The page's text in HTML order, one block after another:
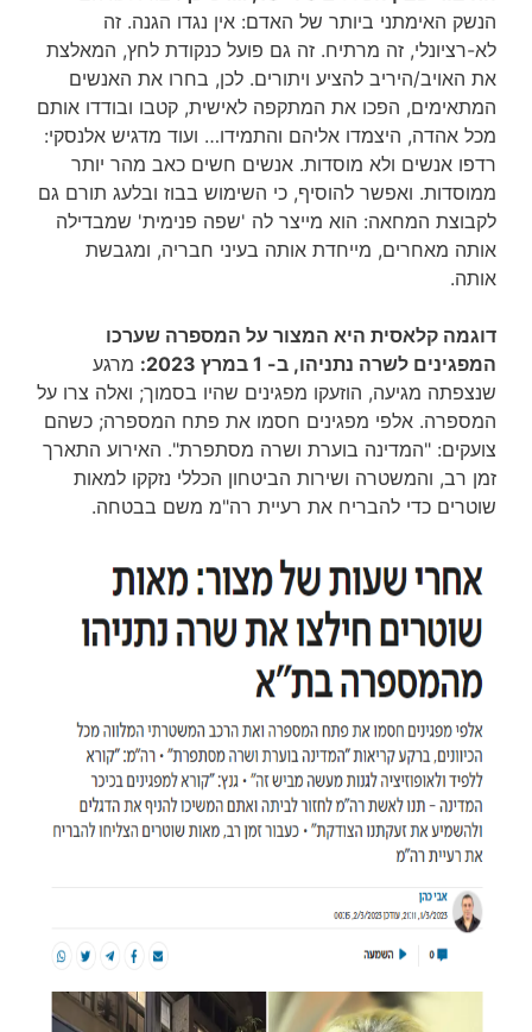
הנשק האימתני ביותר של האדם: אין נגדו הגנה. זה
לא-רציונלי, זה מרתיח. זה גם פועל כנקודת לחץ, המאלצת
את האויב/היריב להציע ויתורים. לכן, בחרו את האנשים
המתאימים, הפכו את המתקפה לאישית, קטבו ובודדו אותם
מכל אהדה, היצמדו אליהם והתמידו… ועוד מדגיש אלנסקי:
רדפו אנשים ולא מוסדות. אנשים חשים כאב מהר יותר
ממוסדות. ואפשר להוסיף, כי השימוש בבוז ובלעג תורם גם
לקבוצת המחאה: הוא מייצר לה 'שפה פנימית' שמבדילה
אותה מאחרים, מייחדת אותה בעיני חבריה, ומגבשת
אותה.
דוגמה קלאסית היא המצור על המספרה שערכו
המפגינים לשרה נתניהו, ב- 1 במרץ 2023 : מרגע
שנצפתה מגיעה, הוזעקו מפגינים שהיו בסמוך; ואלה צרו על
המספרה. אלפי מפגינים חסמו את פתח המספרה; כשהם
צועקים: "המדינה בוערת ושרה מסתפרת". האירוע התארך
זמן רב, והמשטרה ושירות הביטחון הכללי נזקקו למאות
שוטרים כדי להבריח את רעיית רה"מ משם בבטחה.